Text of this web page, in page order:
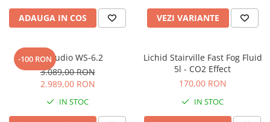
Accesorii de microfoane
Accesorii de rack
Clape MIDI
Controllere MIDI - USB DAW
Controllere monitoare de studio
Convertoare AD/DA
Interfete audio
ADAUGA IN COS VEZI VARIANTE
-100 RON
Kali Audio WS-6.2
3.089,00 RON
2.989,00 RON
IN STOC
Lichid Stairville Fast Fog Fluid
5l - CO2 Effect
170,00 RON
IN STOC